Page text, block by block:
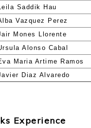
Saddik Hau
Vazquez Perez
Mones Llorente
Alonso Cabal
Maria Artime Ramos
Diaz Alvaredo
Experience